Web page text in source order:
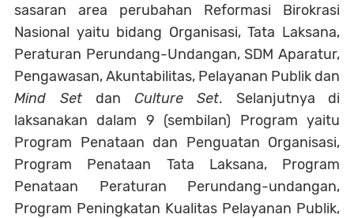
sasaran area perubahan Reformasi Birokrasi
Nasional yaitu bidang Organisasi, Tata Laksana,
Peraturan Perundang-Undangan, SDM Aparatur,
Pengawasan, Akuntabilitas, Pelayanan Publik dan
Mind Set dan Culture Set. Selanjutnya di
laksanakan dalam 9 (sembilan) Program yaitu
Program Penataan dan Penguatan Organisasi,
Program Penataan Tata Laksana, Program
Penataan Peraturan Perundang-undangan,
Program Peningkatan Kualitas Pelayanan Publik,